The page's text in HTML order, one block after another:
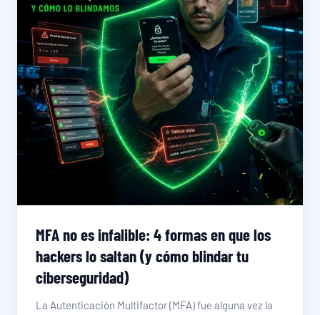
MFA no es infalible: 4 formas en que los
hackers lo saltan (y cómo blindar tu
ciberseguridad)
La Autenticación Multifactor (MFA) fue alguna vez la